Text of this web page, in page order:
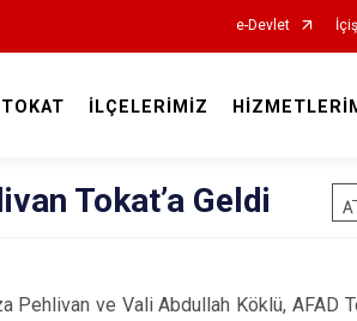
e-Devlet
TOKAT İLÇELERİMİZ
Tokat’a Geldi
Pehlivan ve Vali Abdullah Köklü, AFAD